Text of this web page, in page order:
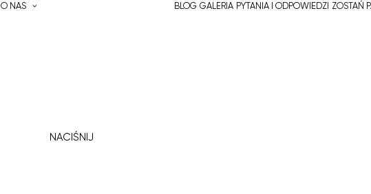
O NAS
NACIŚNIJ
BLOG GALERIA PYTANIA I ODPOWIEDZI ZOSTAŃ